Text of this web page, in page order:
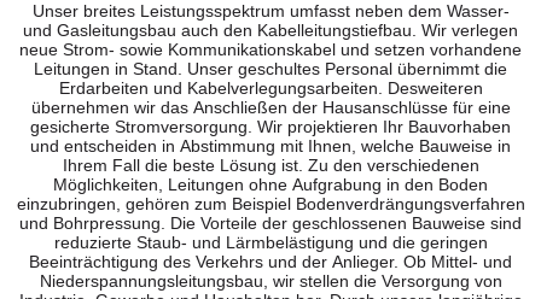
Unser breites Leistungsspektrum umfasst neben dem Wasser-
und Gasleitungsbau auch den Kabelleitungstiefbau. Wir verlegen
neue Strom- sowie Kommunikationskabel und setzen vorhandene
Leitungen in Stand. Unser geschultes Personal übernimmt die
Erdarbeiten und Kabelverlegungsarbeiten. Desweiteren
übernehmen wir das Anschließen der Hausanschlüsse für eine
gesicherte Stromversorgung. Wir projektieren Ihr Bauvorhaben
und entscheiden in Abstimmung mit Ihnen, welche Bauweise in
Ihrem Fall die beste Lösung ist. Zu den verschiedenen
Möglichkeiten, Leitungen ohne Aufgrabung in den Boden
einzubringen, gehören zum Beispiel Bodenverdrängungsverfahren
und Bohrpressung. Die Vorteile der geschlossenen Bauweise sind
reduzierte Staub- und Lärmbelästigung und die geringen
Beeinträchtigung des Verkehrs und der Anlieger. Ob Mittel- und
Niederspannungsleitungsbau, wir stellen die Versorgung von